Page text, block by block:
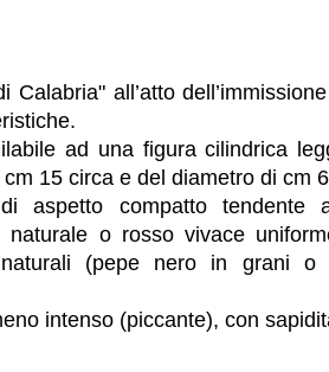
Calabria" all’atto
ad una figura cilindrica
15 circa e del diametro di cm
aspetto compatto tendente
naturale o rosso vivace
(pepe nero in grani
intenso (piccante), con